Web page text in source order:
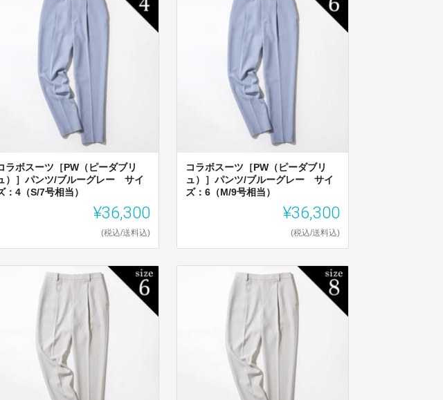
ラボスーツ［PW（ピーダブリ
）］パンツ/ブルーグレー サイ
：4（S/7号相当）
¥36,300
(税込/送料込)
コラボスーツ［PW（ピーダブリ
ュ）］パンツ/ブルーグレー サイ
ズ：6（M/9号相当）
¥36,300
(税込/送料込)